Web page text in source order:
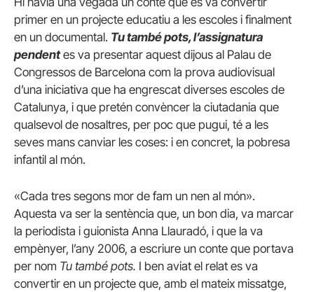
primer en un projecte educatiu a les escoles i finalment
en un documental. Tu també pots, l’assignatura
pendentes va presentar aquest dijous al Palau de
Congressos de Barcelona com la prova audiovisual
d’una iniciativa que ha engrescat diverses escoles de
Catalunya, i que pretén convèncer la ciutadania que
qualsevol de nosaltres, per poc que pugui, té a les
seves mans canviar les coses: i en concret, la pobresa
infantil al món.
«Cada tres segons mor de fam un nen al món».
Aquesta va ser la sentència que, un bon dia, va marcar
la periodista i guionista Anna Llauradó, i que la va
empènyer, l’any 2006, a escriure un conte que portava
per nom Tu també pots. I ben aviat el relat es va
convertir en un projecte que, amb el mateix missatge,